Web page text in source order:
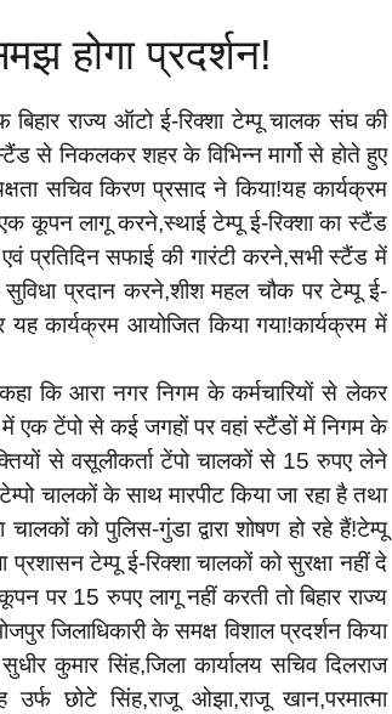
होगा प्रदर्शन!
राज्य ऑटो ई-रिक्शा टेम्पू चालक संघ की
निकलकर शहर के विभिन्न मार्गो से होते हुए
सचिव किरण प्रसाद ने किया!यह कार्यक्रम
कूपन लागू करने,स्थाई टेम्पू ई-रिक्शा का स्टैंड
प्रतिदिन सफाई की गारंटी करने,सभी स्टैंड में
प्रदान करने,शीश महल चौक पर टेम्पू ई-
कार्यक्रम आयोजित किया गया!कार्यक्रम में
कि आरा नगर निगम के कर्मचारियों से लेकर
एक टेंपो से कई जगहों पर वहां स्टैंडों में निगम के
से वसूलीकर्ता टेंपो चालकों से 15 रुपए लेने
चालकों के साथ मारपीट किया जा रहा है तथा
को पुलिस-गुंडा द्वारा शोषण हो रहे हैं!टेम्पू
टेम्पू ई-रिक्शा चालकों को सुरक्षा नहीं दे
पर 15 रुपए लागू नहीं करती तो बिहार राज्य
जिलाधिकारी के समक्ष विशाल प्रदर्शन किया
कुमार सिंह,जिला कार्यालय सचिव दिलराज
छोटे सिंह,राजू ओझा,राजू खान,परमात्मा